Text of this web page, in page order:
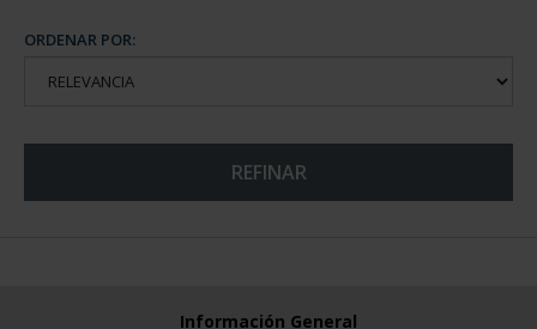
ORDENAR POR:
REFINAR
Información General